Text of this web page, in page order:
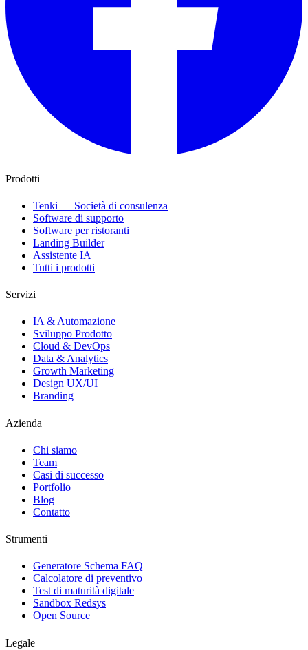
Prodotti
Tenki — Società di consulenza
Software di supporto
Software per ristoranti
Landing Builder
Assistente IA
Tutti i prodotti
Servizi
IA & Automazione
Sviluppo Prodotto
Cloud & DevOps
Data & Analytics
Growth Marketing
Design UX/UI
Branding
Azienda
Chi siamo
Team
Casi di successo
Portfolio
Blog
Contatto
Strumenti
Generatore Schema FAQ
Calcolatore di preventivo
Test di maturità digitale
Sandbox Redsys
Open Source
Legale